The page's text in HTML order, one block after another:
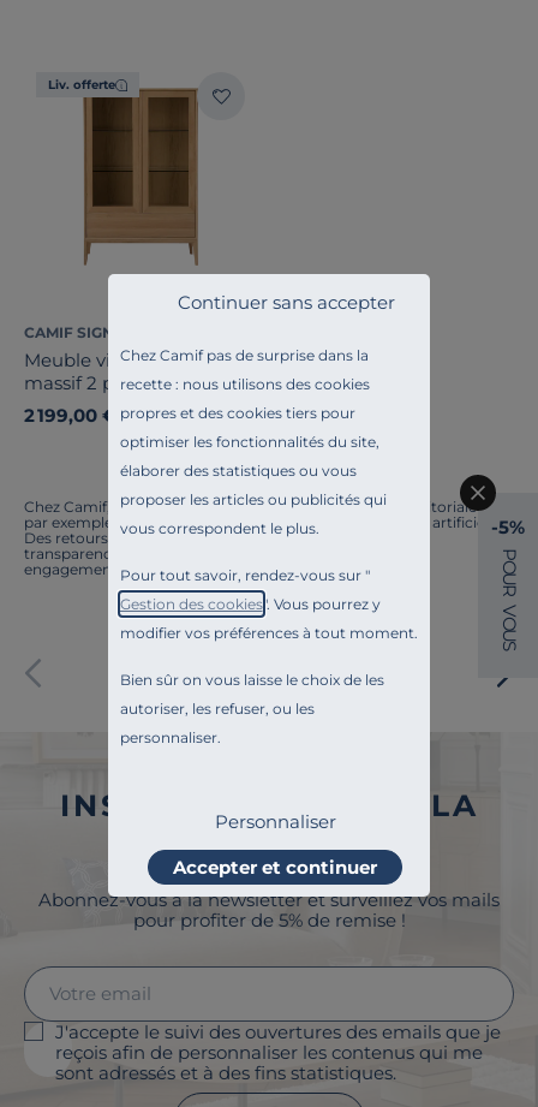
Chez Camif pas de surprise dans la
recette : nous utilisons des cookies
propres et des cookies tiers pour
optimiser les fonctionnalités du site,
élaborer des statistiques ou vous
proposer les articles ou publicités qui
vous correspondent le plus.
Pour tout savoir, rendez-vous sur "
Gestion des cookies". Vous pourrez y
modifier vos préférences à tout moment.
Bien sûr on vous laisse le choix de les
autoriser, les refuser, ou les
personnaliser.
Continuer sans accepter
Personnaliser
Accepter et continuer
Liv. offerte
CAMIF SIGNATURE
Meuble vitrine led chêne
massif 2 portes 1 tiroir
Charles
2 199,00 €
Chez Camif, on innove en permanence. Notre équipe éditoriale a
par exemple généré cette page à l'aide d'une intelligence artificielle.
Des retours ? Nous sommes à l'écoute. Tout comme la
transparence, l'amélioration continue fait partie de nos
engagements.
INSCRIVEZ-VOUS À LA
NEWSLETTER
Abonnez-vous à la newsletter et surveillez vos mails
pour profiter de 5% de remise !
J'accepte le suivi des ouvertures des emails que je
reçois afin de personnaliser les contenus qui me
sont adressés et à des fins statistiques.
-5%
P
O
U
R
V
O
U
S